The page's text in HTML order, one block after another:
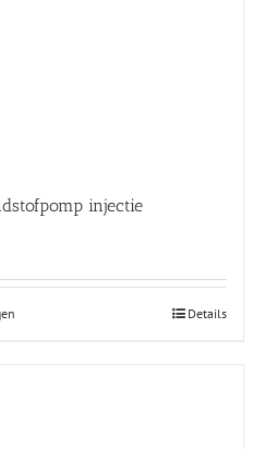
injectie
Details